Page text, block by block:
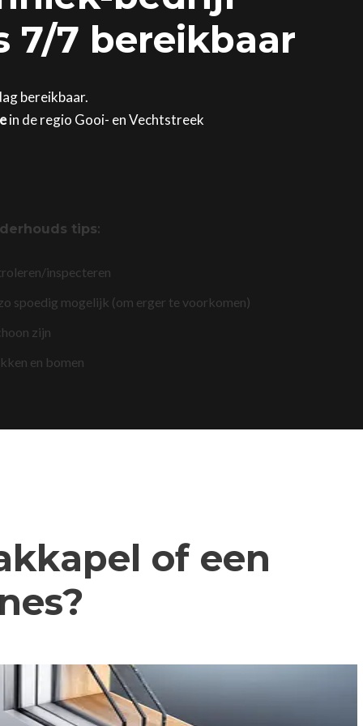
7/7 bereikbaar
bereikbaar.
in de regio Gooi- en Vechtstreek
tips:
inspecteren
spoedig mogelijk (om erger te voorkomen)
zijn
en bomen
of een